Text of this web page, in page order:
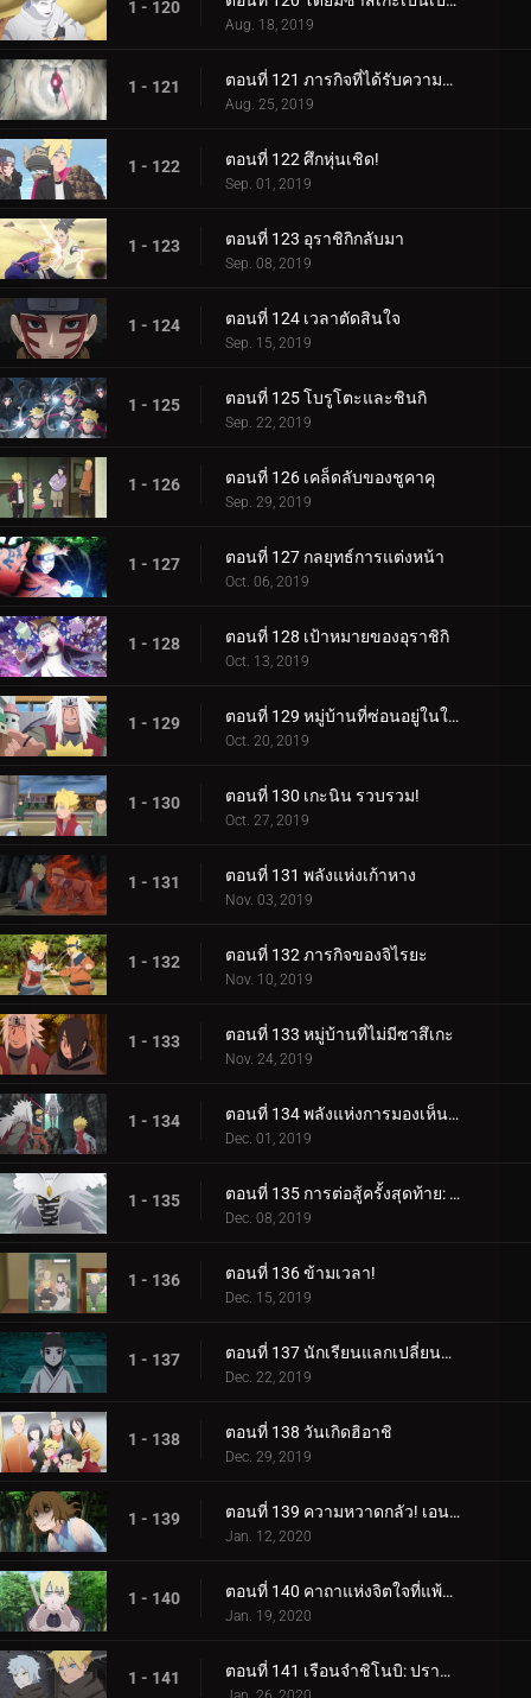
1 - 120
Aug. 18, 2019
1 - 121 ตอนที่ 121 ภารกิจที่ได้รับความไว้วางใจ: ปกป้อง One Tails!
Aug. 25, 2019
1 - 122 ตอนที่ 122 ศึกหุ่นเชิด!
Sep. 01, 2019
1 - 123 ตอนที่ 123 อุราชิกิกลับมา
Sep. 08, 2019
1 - 124 ตอนที่ 124 เวลาตัดสินใจ
Sep. 15, 2019
1 - 125 ตอนที่ 125 โบรูโตะและชินกิ
Sep. 22, 2019
1 - 126 ตอนที่ 126 เคล็ดลับของชูคาคุ
Sep. 29, 2019
1 - 127 ตอนที่ 127 กลยุทธ์การแต่งหน้า
Oct. 06, 2019
1 - 128 ตอนที่ 128 เป้าหมายของอุราชิกิ
Oct. 13, 2019
1 - 129 ตอนที่ 129 หมู่บ้านที่ซ่อนอยู่ในใบไม้
Oct. 20, 2019
1 - 130 ตอนที่ 130 เกะนิน รวบรวม!
Oct. 27, 2019
1 - 131 ตอนที่ 131 พลังแห่งเก้าหาง
Nov. 03, 2019
1 - 132 ตอนที่ 132 ภารกิจของจิไรยะ
Nov. 10, 2019
1 - 133 ตอนที่ 133 หมู่บ้านที่ไม่มีซาสึเกะ
Nov. 24, 2019
1 - 134 ตอนที่ 134 พลังแห่งการมองเห็นอนาคต
Dec. 01, 2019
1 - 135 ตอนที่ 135 การต่อสู้ครั้งสุดท้าย: อุราชิกิ
Dec. 08, 2019
1 - 136 ตอนที่ 136 ข้ามเวลา!
Dec. 15, 2019
1 - 137 ตอนที่ 137 นักเรียนแลกเปลี่ยนซามูไร
Dec. 22, 2019
1 - 138 ตอนที่ 138 วันเกิดฮิอาชิ
Dec. 29, 2019
1 - 139 ตอนที่ 139 ความหวาดกลัว! เอนโกะ โอนิคุมะ!
Jan. 12, 2020
1 - 140 ตอนที่ 140 คาถาแห่งจิตใจที่แพ้มันฝรั่งทอด
Jan. 19, 2020
1 - 141 ตอนที่ 141 เรือนจำชิโนบิ: ปราสาทโฮซึกิ